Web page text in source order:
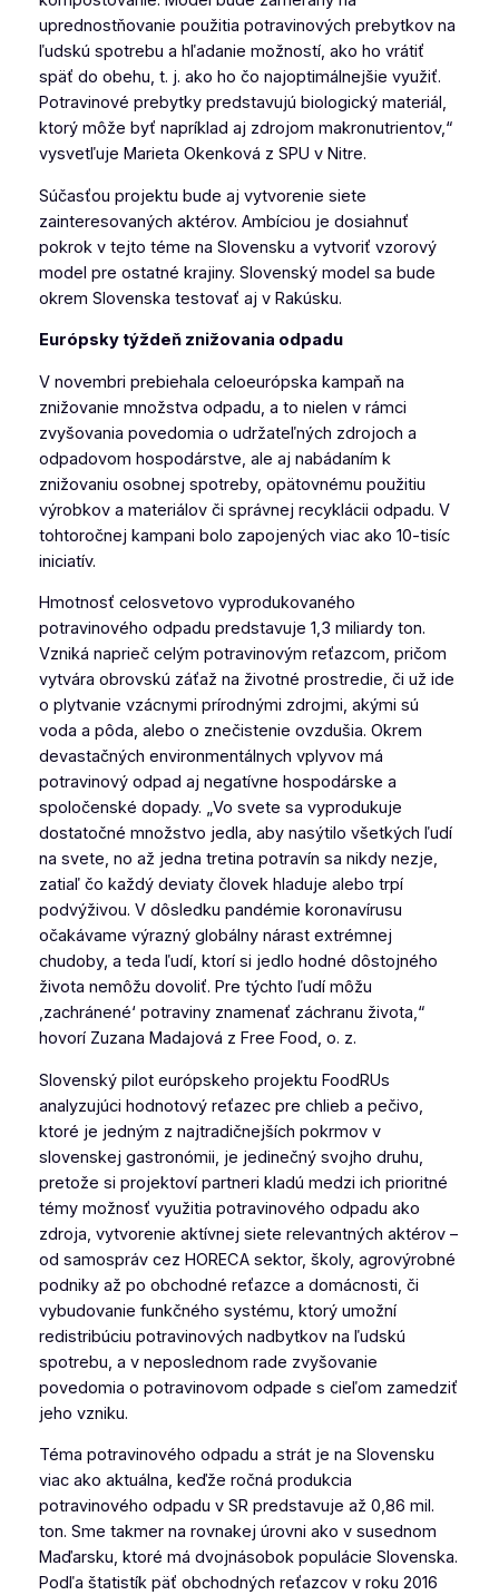
uprednostňovanie použitia potravinových prebytkov na
ľudskú spotrebu a hľadanie možností, ako ho vrátiť
späť do obehu, t. j. ako ho čo najoptimálnejšie využiť.
Potravinové prebytky predstavujú biologický materiál,
ktorý môže byť napríklad aj zdrojom makronutrientov,“
vysvetľuje Marieta Okenková z SPU v Nitre.
Súčasťou projektu bude aj vytvorenie siete
zainteresovaných aktérov. Ambíciou je dosiahnuť
pokrok v tejto téme na Slovensku a vytvoriť vzorový
model pre ostatné krajiny. Slovenský model sa bude
okrem Slovenska testovať aj v Rakúsku.
Európsky týždeň znižovania odpadu
V novembri prebiehala celoeurópska kampaň na
znižovanie množstva odpadu, a to nielen v rámci
zvyšovania povedomia o udržateľných zdrojoch a
odpadovom hospodárstve, ale aj nabádaním k
znižovaniu osobnej spotreby, opätovnému použitiu
výrobkov a materiálov či správnej recyklácii odpadu. V
tohtoročnej kampani bolo zapojených viac ako 10-tisíc
iniciatív.
Hmotnosť celosvetovo vyprodukovaného
potravinového odpadu predstavuje 1,3 miliardy ton.
Vzniká naprieč celým potravinovým reťazcom, pričom
vytvára obrovskú záťaž na životné prostredie, či už ide
o plytvanie vzácnymi prírodnými zdrojmi, akými sú
voda a pôda, alebo o znečistenie ovzdušia. Okrem
devastačných environmentálnych vplyvov má
potravinový odpad aj negatívne hospodárske a
spoločenské dopady. „Vo svete sa vyprodukuje
dostatočné množstvo jedla, aby nasýtilo všetkých ľudí
na svete, no až jedna tretina potravín sa nikdy nezje,
zatiaľ čo každý deviaty človek hladuje alebo trpí
podvýživou. V dôsledku pandémie koronavírusu
očakávame výrazný globálny nárast extrémnej
chudoby, a teda ľudí, ktorí si jedlo hodné dôstojného
života nemôžu dovoliť. Pre týchto ľudí môžu
,zachránené‘ potraviny znamenať záchranu života,“
hovorí Zuzana Madajová z Free Food, o. z.
Slovenský pilot európskeho projektu FoodRUs
analyzujúci hodnotový reťazec pre chlieb a pečivo,
ktoré je jedným z najtradičnejších pokrmov v
slovenskej gastronómii, je jedinečný svojho druhu,
pretože si projektoví partneri kladú medzi ich prioritné
témy možnosť využitia potravinového odpadu ako
zdroja, vytvorenie aktívnej siete relevantných aktérov –
od samospráv cez HORECA sektor, školy, agrovýrobné
podniky až po obchodné reťazce a domácnosti, či
vybudovanie funkčného systému, ktorý umožní
redistribúciu potravinových nadbytkov na ľudskú
spotrebu, a v neposlednom rade zvyšovanie
povedomia o potravinovom odpade s cieľom zamedziť
jeho vzniku.
Téma potravinového odpadu a strát je na Slovensku
viac ako aktuálna, keďže ročná produkcia
potravinového odpadu v SR predstavuje až 0,86 mil.
ton. Sme takmer na rovnakej úrovni ako v susednom
Maďarsku, ktoré má dvojnásobok populácie Slovenska.
Podľa štatistík päť obchodných reťazcov v roku 2016